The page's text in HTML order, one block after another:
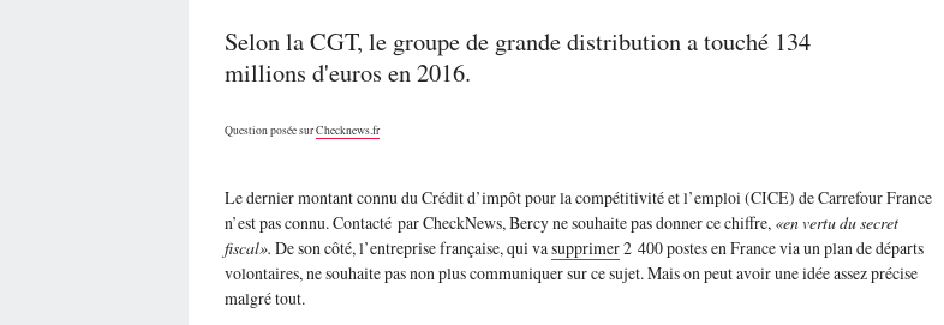
Selon la CGT, le groupe de grande distribution a touché 134
millions d'euros en 2016.
Question posée surChecknews.fr
Le dernier montant connu du Crédit d’impôt pour la compétitivité et l’emploi (CICE) de Carrefour France
n’est pas connu. Contacté par CheckNews, Bercy ne souhaite pas donner ce chiffre, «en vertu du secret
fiscal». De son côté, l’entreprise française, qui vasupprimer2 400 postes en France via un plan de départs
volontaires, ne souhaite pas non plus communiquer sur ce sujet. Mais on peut avoir une idée assez précise
malgré tout.